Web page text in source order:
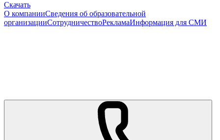
Скачать
О компанииСведения об образовательной
организацииСотрудничествоРекламаИнформация для СМИ